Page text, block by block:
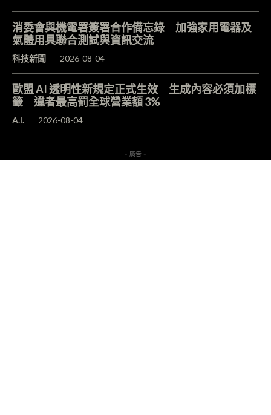
消委會與機電署簽署合作備忘錄 加強家用電器及
氣體用具聯合測試與資訊交流
科技新聞 2026-08-04
歐盟 AI 透明性新規定正式生效 生成內容必須加標
籤 違者最高罰全球營業額 3%
A.I. 2026-08-04
- 廣告 -